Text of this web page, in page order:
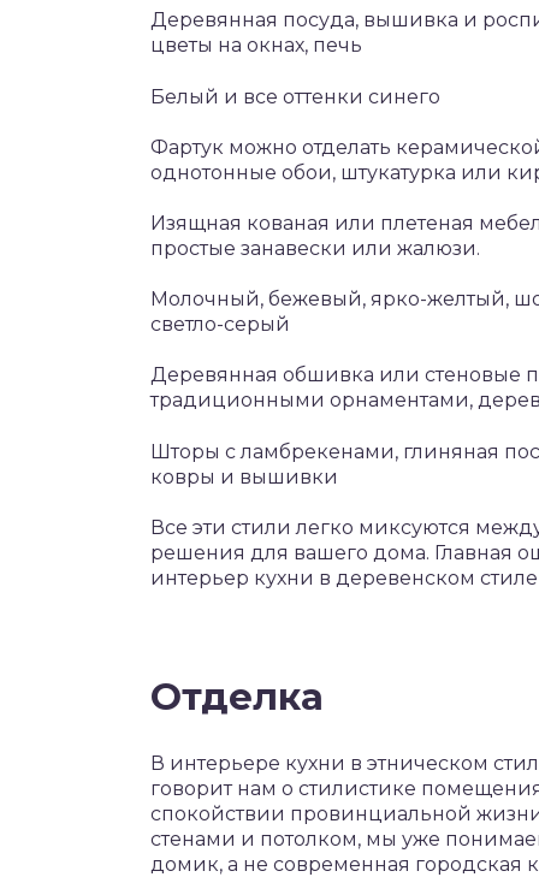
Деревянная посуда, вышивка и
цветы на окнах, печь
Белый и все оттенки синего
Фартук можно отделать
однотонные обои, штукатурка или
Изящная кованая или плетеная
простые занавески или жалюзи.
Молочный, бежевый, ярко-желтый,
светло-серый
Деревянная обшивка или стеновые
традиционными орнаментами,
Шторы с ламбрекенами, глиняная
ковры и вышивки
Все эти стили легко миксуются
решения для вашего дома. Главная
интерьер кухни в деревенском
Отделка
В интерьере кухни в этническом
говорит нам о стилистике
спокойствии провинциальной
стенами и потолком, мы уже
домик, а не современная городская